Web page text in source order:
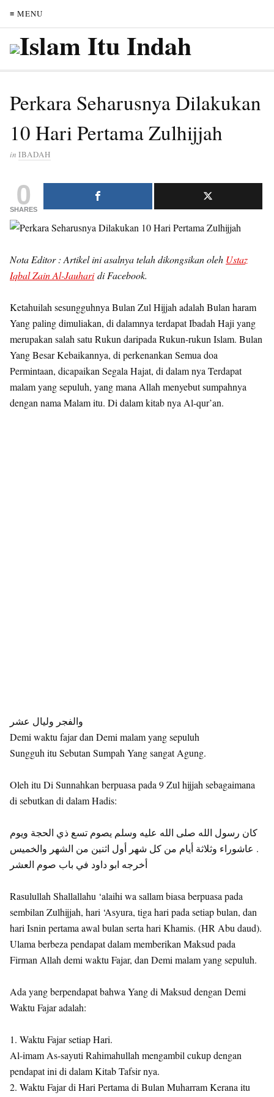
≡ MENU
Perkara Seharusnya Dilakukan
10 Hari Pertama Zulhijjah
in IBADAH
0
SHARES
Nota Editor : Artikel ini asalnya telah dikongsikan oleh Ustaz
Iqbal Zain Al-Jauharidi Facebook.
Ketahuilah sesungguhnya Bulan Zul Hijjah adalah Bulan haram
Yang paling dimuliakan, di dalamnya terdapat Ibadah Haji yang
merupakan salah satu Rukun daripada Rukun-rukun Islam. Bulan
Yang Besar Kebaikannya, di perkenankan Semua doa
Permintaan, dicapaikan Segala Hajat, di dalam nya Terdapat
malam yang sepuluh, yang mana Allah menyebut sumpahnya
dengan nama Malam itu. Di dalam kitab nya Al-qur’an.
والفجر وليال عشر
Demi waktu fajar dan Demi malam yang sepuluh
Sungguh itu Sebutan Sumpah Yang sangat Agung.
Oleh itu Di Sunnahkan berpuasa pada 9 Zul hijjah sebagaimana
di sebutkan di dalam Hadis:
كان رسول الله صلى الله عليه وسلم يصوم تسع ذي الحجة ويوم
عاشوراء وثلاثة أيام من كل شهر أول اثنين من الشهر والخميس .
أخرجه ابو داود في باب صوم العشر
Rasulullah Shallallahu ‘alaihi wa sallam biasa berpuasa pada
sembilan Zulhijjah, hari ‘Asyura, tiga hari pada setiap bulan, dan
hari Isnin pertama awal bulan serta hari Khamis. (HR Abu daud).
Ulama berbeza pendapat dalam memberikan Maksud pada
Firman Allah demi waktu Fajar, dan Demi malam yang sepuluh.
Ada yang berpendapat bahwa Yang di Maksud dengan Demi
Waktu Fajar adalah:
1. Waktu Fajar setiap Hari.
Al-imam As-sayuti Rahimahullah mengambil cukup dengan
pendapat ini di dalam Kitab Tafsir nya.
2. Waktu Fajar di Hari Pertama di Bulan Muharram Kerana itu